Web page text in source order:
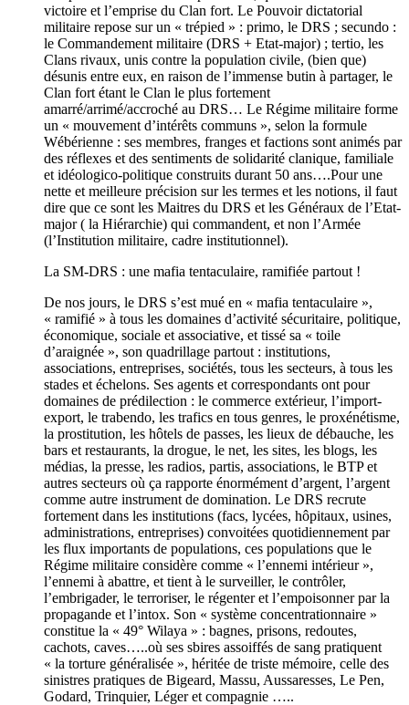
victoire et l’emprise du Clan fort. Le Pouvoir dictatorial
militaire repose sur un « trépied » : primo, le DRS ; secundo :
le Commandement militaire (DRS + Etat-major) ; tertio, les
Clans rivaux, unis contre la population civile, (bien que)
désunis entre eux, en raison de l’immense butin à partager, le
Clan fort étant le Clan le plus fortement
amarré/arrimé/accroché au DRS… Le Régime militaire forme
un « mouvement d’intérêts communs », selon la formule
Wébérienne : ses membres, franges et factions sont animés par
des réflexes et des sentiments de solidarité clanique, familiale
et idéologico-politique construits durant 50 ans….Pour une
nette et meilleure précision sur les termes et les notions, il faut
dire que ce sont les Maitres du DRS et les Généraux de l’Etat-
major ( la Hiérarchie) qui commandent, et non l’Armée
(l’Institution militaire, cadre institutionnel).
La SM-DRS : une mafia tentaculaire, ramifiée partout !
De nos jours, le DRS s’est mué en « mafia tentaculaire »,
« ramifié » à tous les domaines d’activité sécuritaire, politique,
économique, sociale et associative, et tissé sa « toile
d’araignée », son quadrillage partout : institutions,
associations, entreprises, sociétés, tous les secteurs, à tous les
stades et échelons. Ses agents et correspondants ont pour
domaines de prédilection : le commerce extérieur, l’import-
export, le trabendo, les trafics en tous genres, le proxénétisme,
la prostitution, les hôtels de passes, les lieux de débauche, les
bars et restaurants, la drogue, le net, les sites, les blogs, les
médias, la presse, les radios, partis, associations, le BTP et
autres secteurs où ça rapporte énormément d’argent, l’argent
comme autre instrument de domination. Le DRS recrute
fortement dans les institutions (facs, lycées, hôpitaux, usines,
administrations, entreprises) convoitées quotidiennement par
les flux importants de populations, ces populations que le
Régime militaire considère comme « l’ennemi intérieur »,
l’ennemi à abattre, et tient à le surveiller, le contrôler,
l’embrigader, le terroriser, le régenter et l’empoisonner par la
propagande et l’intox. Son « système concentrationnaire »
constitue la « 49° Wilaya » : bagnes, prisons, redoutes,
cachots, caves…..où ses sbires assoiffés de sang pratiquent
« la torture généralisée », héritée de triste mémoire, celle des
sinistres pratiques de Bigeard, Massu, Aussaresses, Le Pen,
Godard, Trinquier, Léger et compagnie …..